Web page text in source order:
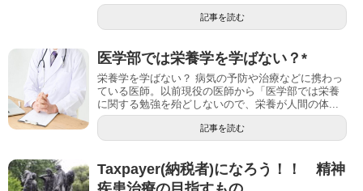
記事を読む
医学部では栄養学を学ばない？*
栄養学を学ばない？ 病気の予防や治療などに携わっ
ている医師。以前現役の医師から「医学部では栄養
に関する勉強を殆どしないので、栄養が人間の体...
記事を読む
Taxpayer(納税者)になろう！！ 精神